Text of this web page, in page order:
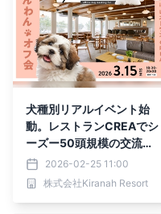
犬種別リアルイベント始
動。レストランCREAでシ
ーズー50頭規模の交流会
を開催｜2026年3月15日
(日)【キラナガーデン豊
洲】
2026-02-25 11:00
株式会社Kiranah Resort